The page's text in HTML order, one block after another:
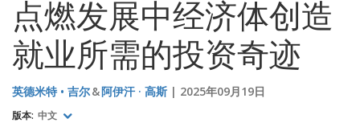
点燃发展中经济体创造
就业所需的投资奇迹
英德米特 • 吉尔 阿伊汗 · 高斯 2025年09月19日
版本: 中文